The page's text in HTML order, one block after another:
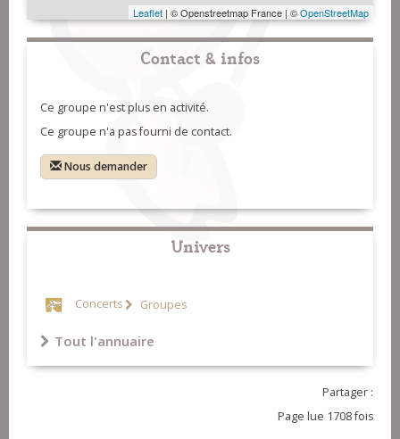
Leaflet | © Openstreetmap France | ©OpenStreetMap
Contact & infos
Ce groupe n'est plus en activité.
Ce groupe n'a pas fourni de contact.
Nous demander
Univers
Concerts Groupes
Tout l'annuaire
Partager :
Page lue 1708 fois